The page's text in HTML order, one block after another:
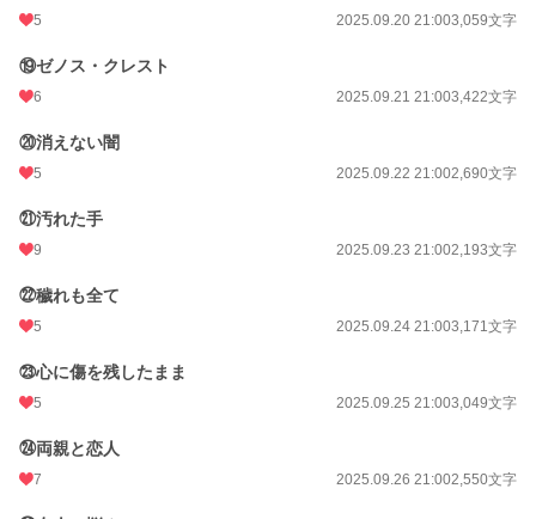
5 2025.09.20 21:003,059文字
⑲ゼノス・クレスト
6 2025.09.21 21:003,422文字
⑳消えない闇
5 2025.09.22 21:002,690文字
㉑汚れた手
9 2025.09.23 21:002,193文字
㉒穢れも全て
5 2025.09.24 21:003,171文字
㉓心に傷を残したまま
5 2025.09.25 21:003,049文字
㉔両親と恋人
7 2025.09.26 21:002,550文字